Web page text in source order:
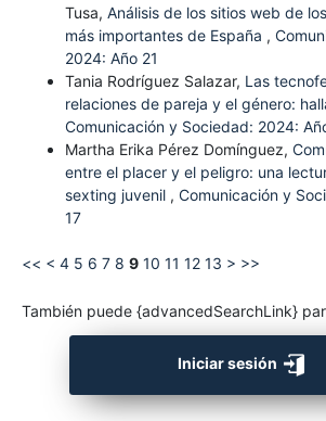
Tusa, Análisis de los sitios web de
más importantes de España ,
2024: Año 21
Tania Rodríguez Salazar, Las
relaciones de pareja y el género:
Comunicación y Sociedad: 2024:
Martha Erika Pérez Domínguez,
entre el placer y el peligro: una
sexting juvenil , Comunicación y
17
<< < 4 5 6 7 8 9 10 11 12 13 > >>
También puede {advancedSearchLink}
Iniciar sesión